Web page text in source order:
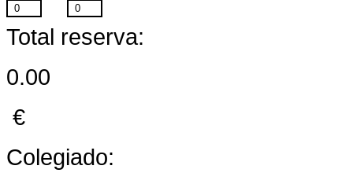
Total reserva:
0.00
€
Colegiado: